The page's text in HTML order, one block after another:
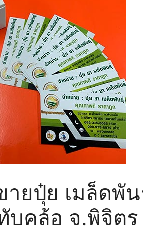
ยปุ๋ย เมล็ดพั
บคล้อ จ.พิจิตร